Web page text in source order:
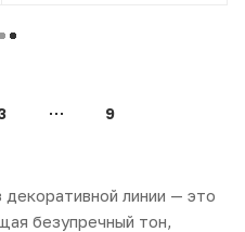
9
декоративной линии — это
безупречный тон,